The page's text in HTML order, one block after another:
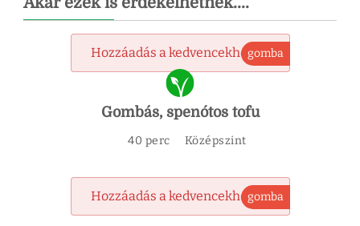
Hozzáadás a kedvencekhezgomba
Gombás, spenótos tofu
40 perc Középszint
Hozzáadás a kedvencekhezgomba